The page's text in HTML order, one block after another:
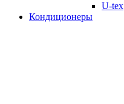
U-tex
Кондиционеры